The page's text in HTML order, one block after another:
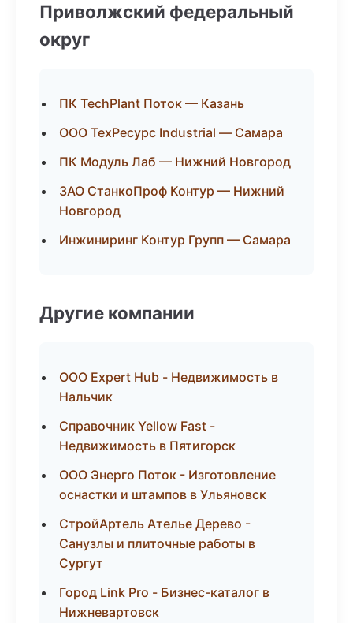
Приволжский федеральный
округ
ПК TechPlant Поток — Казань
ООО ТехРесурс Industrial — Самара
ПК Модуль Лаб — Нижний Новгород
ЗАО СтанкоПроф Контур — Нижний
Новгород
Инжиниринг Контур Групп — Самара
Другие компании
ООО Expert Hub - Недвижимость в
Нальчик
Справочник Yellow Fast -
Недвижимость в Пятигорск
ООО Энерго Поток - Изготовление
оснастки и штампов в Ульяновск
СтройАртель Ателье Дерево -
Санузлы и плиточные работы в
Сургут
Город Link Pro - Бизнес-каталог в
Нижневартовск